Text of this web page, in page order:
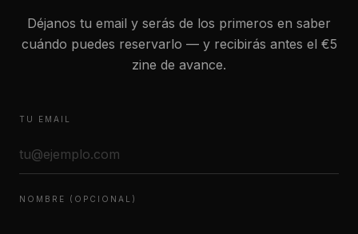
Déjanos tu email y serás de los primeros en saber
cuándo puedes reservarlo — y recibirás antes el €5
zine de avance.
TU EMAIL
NOMBRE (OPCIONAL)